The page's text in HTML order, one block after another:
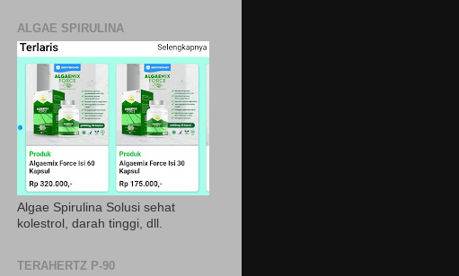
ALGAE SPIRULINA
Algae Spirulina Solusi sehat
kolestrol, darah tinggi, dll.
TERAHERTZ P-90